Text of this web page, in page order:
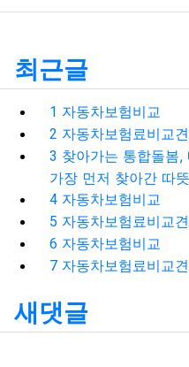
최근글
1 자동차보험비교
2 자동차보험료비교
3 찾아가는 통합돌봄
가장 먼저 찾아간 따
4 자동차보험비교
5 자동차보험료비교
6 자동차보험비교
7 자동차보험료비교
새댓글